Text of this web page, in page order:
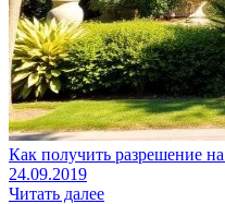
Как получить разрешение
24.09.2019
Читать далее